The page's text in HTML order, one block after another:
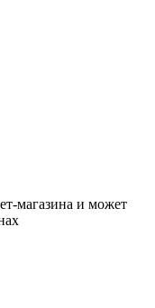
магазина и может